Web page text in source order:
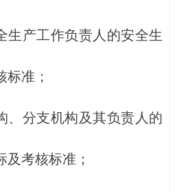
产工作负责人的安全生
标准；
分支机构及其负责人的
考核标准；